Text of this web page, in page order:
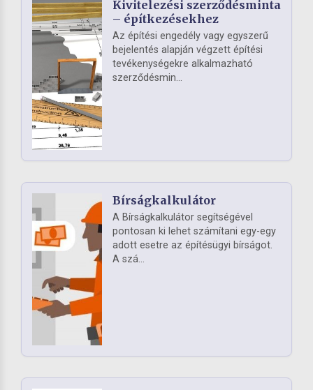
Kivitelezési szerződésminta
– építkezésekhez
Az építési engedély vagy egyszerű
bejelentés alapján végzett építési
tevékenységekre alkalmazható
szerződésmin...
Bírságkalkulátor
A Bírságkalkulátor segítségével
pontosan ki lehet számítani egy-egy
adott esetre az építésügyi bírságot.
A szá...